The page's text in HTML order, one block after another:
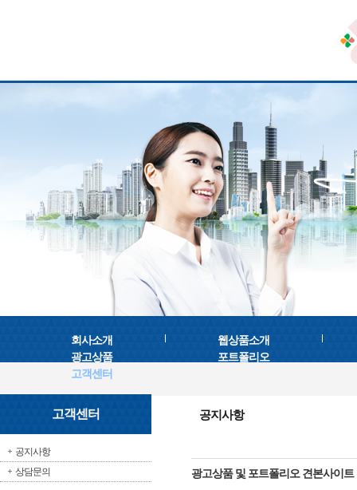
회사소개
웹상품소개
광고상품
포트폴리오
고객센터
고객센터
공지사항
상담문의
공지사항
광고상품 및 포트폴리오 견본사이